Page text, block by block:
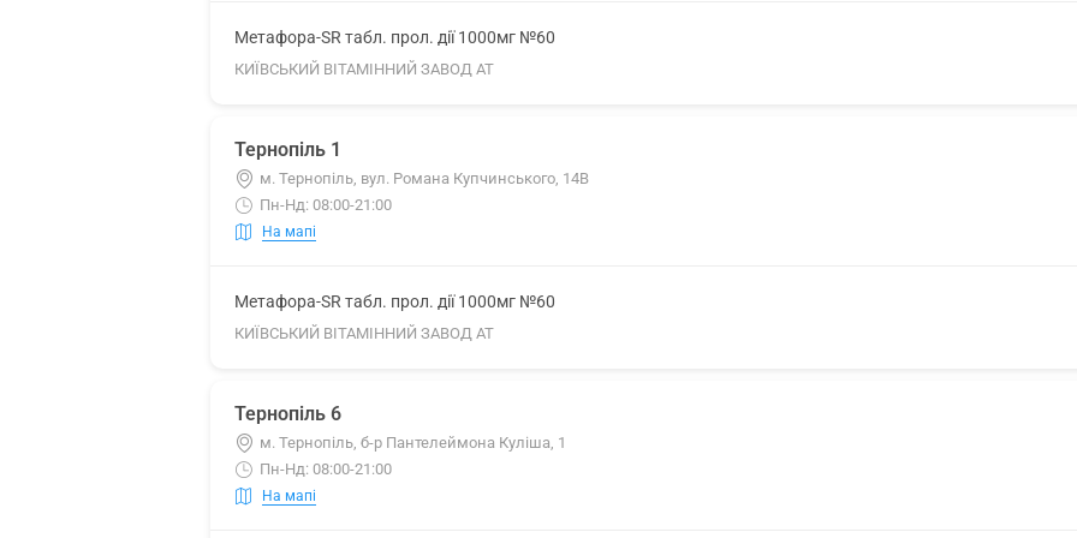
Метафора-SR табл. прол. дії 1000мг №60
КИЇВСЬКИЙ ВІТАМІННИЙ ЗАВОД АТ
Тернопіль 1
м. Тернопіль, вул. Романа Купчинського, 14В
Пн-Нд: 08:00-21:00
На мапі
Метафора-SR табл. прол. дії 1000мг №60
КИЇВСЬКИЙ ВІТАМІННИЙ ЗАВОД АТ
Тернопіль 6
м. Тернопіль, б-р Пантелеймона Куліша, 1
Пн-Нд: 08:00-21:00
На мапі